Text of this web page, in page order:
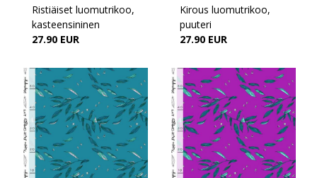
Ristiäiset luomutrikoo,
kasteensininen
27.90 EUR
Kirous luomutrikoo,
puuteri
27.90 EUR